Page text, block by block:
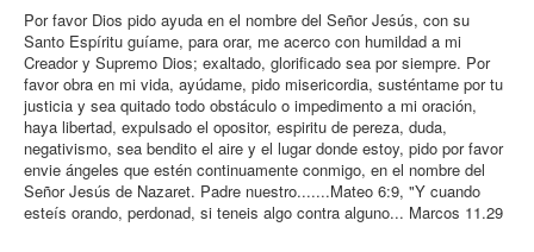
Por favor Dios pido ayuda en el nombre del Señor Jesús, con su
Santo Espíritu guíame, para orar, me acerco con humildad a mi
Creador y Supremo Dios; exaltado, glorificado sea por siempre. Por
favor obra en mi vida, ayúdame, pido misericordia, susténtame por tu
justicia y sea quitado todo obstáculo o impedimento a mi oración,
haya libertad, expulsado el opositor, espiritu de pereza, duda,
negativismo, sea bendito el aire y el lugar donde estoy, pido por favor
envie ángeles que estén continuamente conmigo, en el nombre del
Señor Jesús de Nazaret. Padre nuestro.......Mateo 6:9, "Y cuando
esteís orando, perdonad, si teneis algo contra alguno... Marcos 11.29